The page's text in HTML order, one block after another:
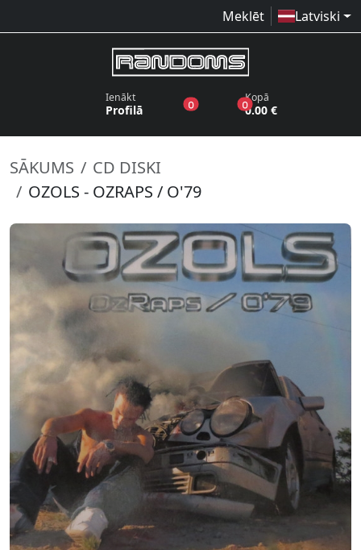
Meklēt Latviski
Ienākt
Profilā 0produkti vēlmju sarakstā
0produkti grozā
Kopā
0.00 €
SĀKUMS
CD DISKI
OZOLS - OZRAPS / O'79